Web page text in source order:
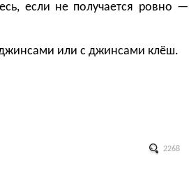
если не получается ровно —
или с джинсами клёш.
2268